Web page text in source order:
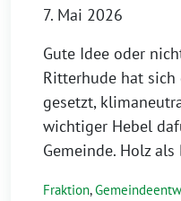
7. Mai 2026
Gute Idee oder
Ritterhude hat
gesetzt,
wichtiger Hebel
Gemeinde. Holz
Fraktion,